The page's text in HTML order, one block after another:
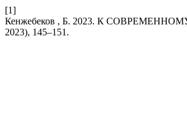
[1]
Кенжебеков , Б. 2023. К
2023), 145–151.